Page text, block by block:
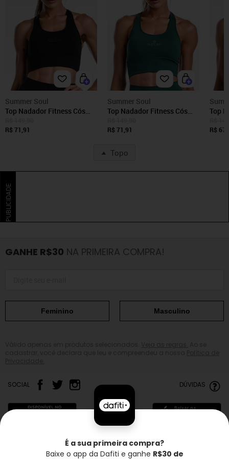
Summer Soul
Top Nadador Fitness Cós
Removível Suplex Preto
R$ 71,91
Summer Soul
Top Nadador Fitness Cós
Removível Suplex Verde
R$ 71,91
Top
Bojo
R$
Topo
PUBLICIDADE
GANHE R$30 NA PRIMEIRA COMPRA!
Feminino Masculino
SOCIAL DÚVIDAS
É a sua primeira compra?
Baixe o app da Dafiti e ganhe R$30 de